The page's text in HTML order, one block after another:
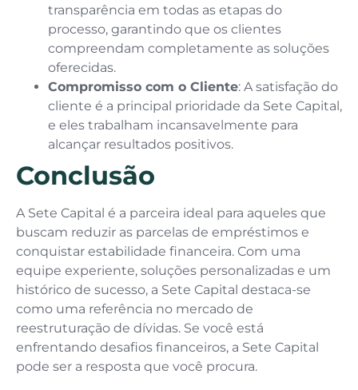
transparência em todas as etapas do
processo, garantindo que os clientes
compreendam completamente as soluções
oferecidas.
Compromisso com o Cliente: A satisfação do
cliente é a principal prioridade da Sete Capital,
e eles trabalham incansavelmente para
alcançar resultados positivos.
Conclusão
A Sete Capital é a parceira ideal para aqueles que
buscam reduzir as parcelas de empréstimos e
conquistar estabilidade financeira. Com uma
equipe experiente, soluções personalizadas e um
histórico de sucesso, a Sete Capital destaca-se
como uma referência no mercado de
reestruturação de dívidas. Se você está
enfrentando desafios financeiros, a Sete Capital
pode ser a resposta que você procura.